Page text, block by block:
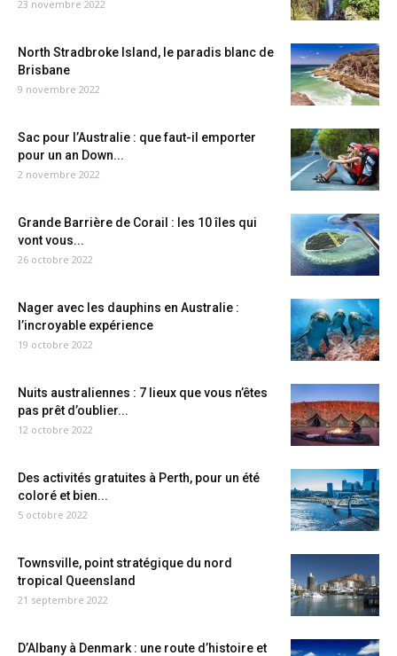
23 novembre 2022
North Stradbroke Island, le paradis blanc de
Brisbane
9 novembre 2022
Sac pour l’Australie : que faut-il emporter
pour un an Down...
2 novembre 2022
Grande Barrière de Corail : les 10 îles qui
vont vous...
26 octobre 2022
Nager avec les dauphins en Australie :
l’incroyable expérience
19 octobre 2022
Nuits australiennes : 7 lieux que vous n’êtes
pas prêt d’oublier...
12 octobre 2022
Des activités gratuites à Perth, pour un été
coloré et bien...
5 octobre 2022
Townsville, point stratégique du nord
tropical Queensland
21 septembre 2022
D’Albany à Denmark : une route d’histoire et